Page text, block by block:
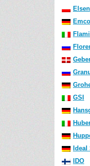
Elsen
Emco
GSI
Ideal
IDO